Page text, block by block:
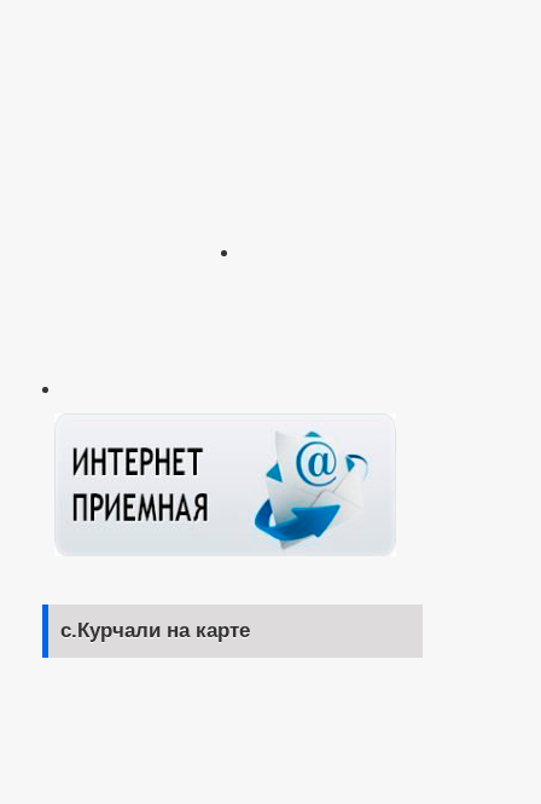
с.Курчали на карте